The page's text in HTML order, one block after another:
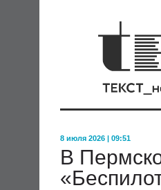
8 июля 2026 | 09:51
В